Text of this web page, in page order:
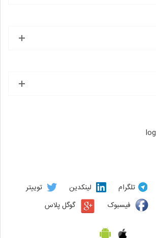
تلگرام لینکدین
توییتر
فیسبوک گوگل پلاس